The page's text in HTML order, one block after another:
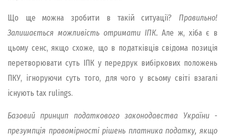
Що ще можна зробити в такій ситуації? Правильно!
Залишається можливість отримати ІПК. Але ж, хіба є в
цьому сенс, якщо схоже, що в податківців свідома позиція
перетворювати суть ІПК у передрук вибіркових положень
ПКУ, ігноруючи суть того, для чого у всьому світі взагалі
існують tax rulings.
Базовий принцип податкового законодавства України -
презумпція правомірності рішень платника податку, якщо